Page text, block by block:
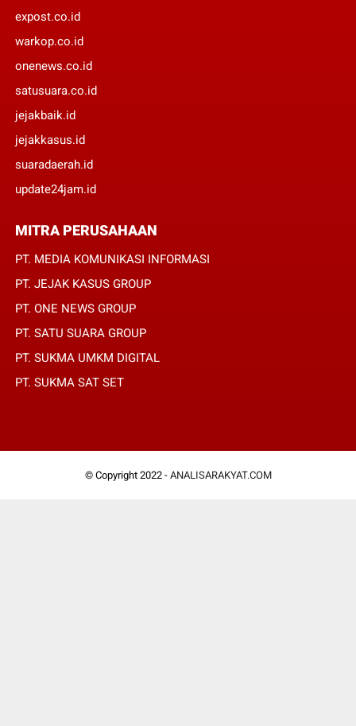
expost.co.id
warkop.co.id
onenews.co.id
satusuara.co.id
jejakbaik.id
jejakkasus.id
suaradaerah.id
update24jam.id
MITRA PERUSAHAAN
PT. MEDIA KOMUNIKASI INFORMASI
PT. JEJAK KASUS GROUP
PT. ONE NEWS GROUP
PT. SATU SUARA GROUP
PT. SUKMA UMKM DIGITAL
PT. SUKMA SAT SET
© Copyright 2022 - ANALISARAKYAT.COM